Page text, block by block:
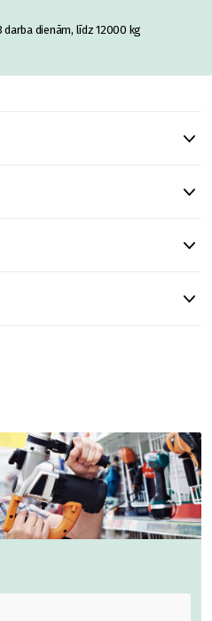
darba dienām, līdz 12000 kg